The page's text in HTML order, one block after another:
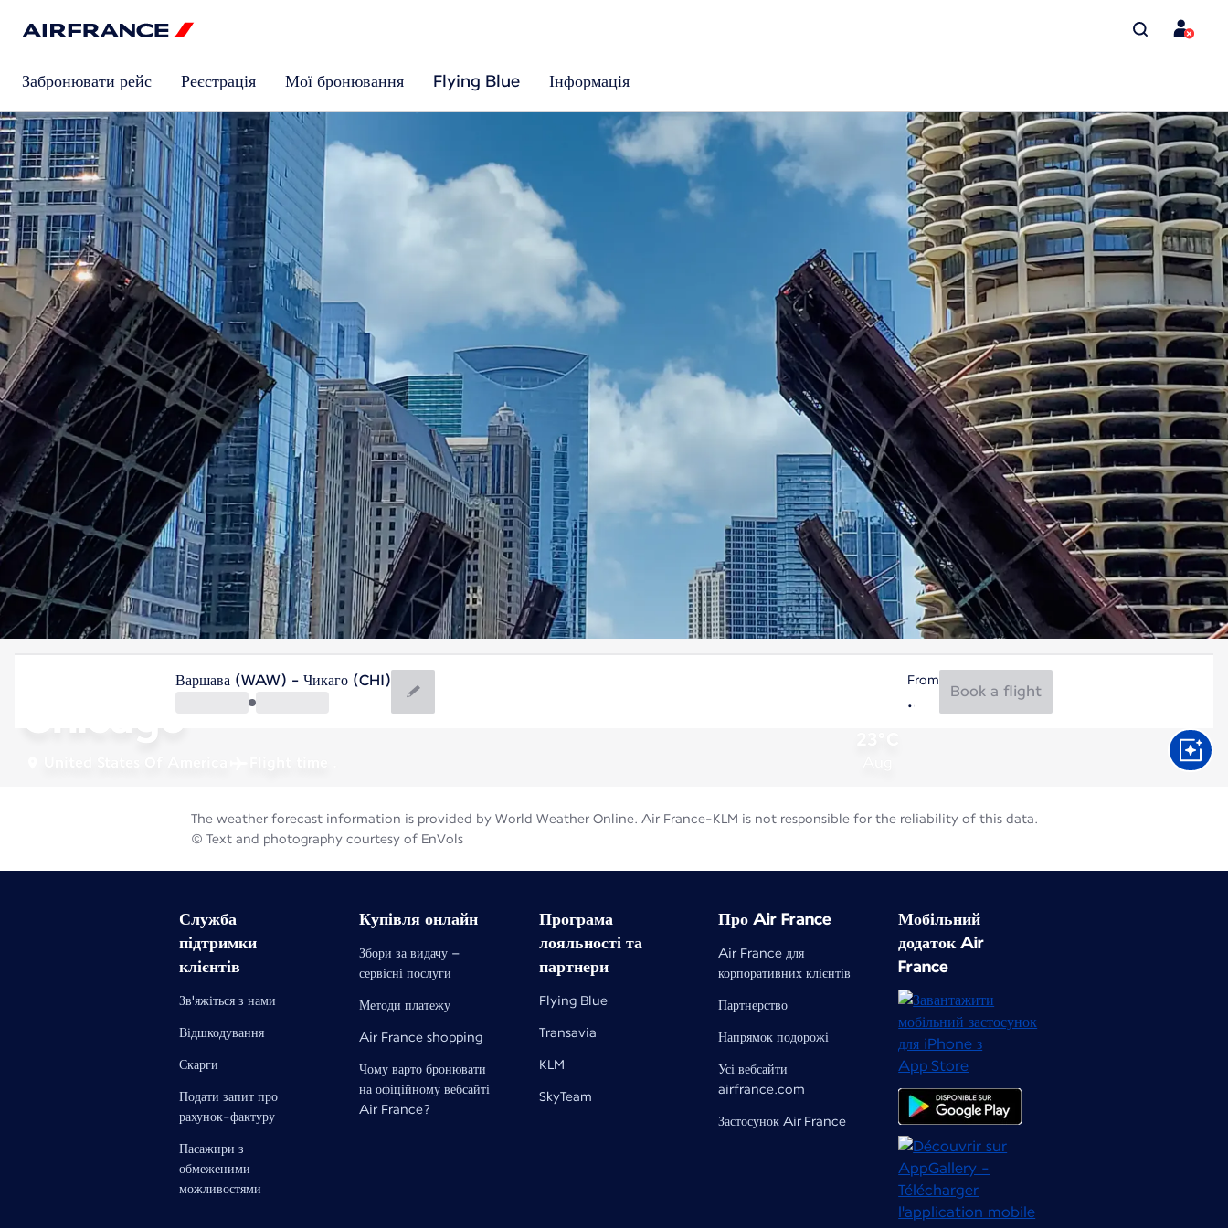
Забронювати рейс Реєстрація Мої бронювання Flying Blue Інформація
United States Of America
Chicago
Варшава (WAW) - Чикаго (CHI) From
Book a flight
The weather forecast information is provided by World Weather Online. Air France-KLM is not responsible for the reliability of this data.
© Text and photography courtesy of EnVols
Служба
підтримки
клієнтів
Зв'яжіться з нами
Відшкодування
Скарги
Подати запит про
рахунок-фактуру
Пасажири з
обмеженими
можливостями
Купівля онлайн
Збори за видачу –
сервісні послуги
Методи платежу
Air France shopping
Чому варто бронювати
на офіційному вебсайті
Air France?
Програма
лояльності та
партнери
Flying Blue
Transavia
KLM
SkyTeam
Про Air France
Air France для
корпоративних клієнтів
Партнерство
Напрямок подорожі
Усі вебсайти
airfrance.com
Застосунок Air France
Мобільний
додаток Air
France